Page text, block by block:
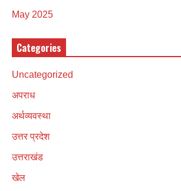
May 2025
Categories
Uncategorized
अपराध
अर्थव्यवस्था
उत्तर प्रदेश
उत्तराखंड
खेल